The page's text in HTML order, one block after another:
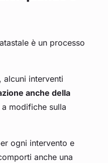
è un processo
alcuni interventi
anche della
modifiche sulla
ogni intervento e
anche una